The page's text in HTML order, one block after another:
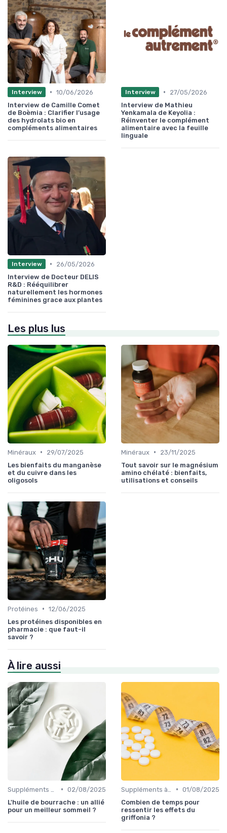
Interview • 10/06/2026
Interview de Camille Comet
de Boèmia : Clarifier l’usage
des hydrolats bio en
compléments alimentaires
Interview •
27/05/2026
Interview de Mathieu
Yenkamala de Keyolia :
Réinventer le complément
alimentaire avec la feuille
linguale
Interview •
26/05/2026
Interview de Docteur DELIS
R&D : Rééquilibrer
naturellement les hormones
féminines grace aux plantes
Les plus lus
Minéraux •
29/07/2025
Les bienfaits du manganèse
et du cuivre dans les
oligosols
Minéraux •
23/11/2025
Tout savoir sur le magnésium
amino chélaté : bienfaits,
utilisations et conseils
Protéines • 12/06/2025
Les protéines disponibles en
pharmacie : que faut-il
savoir ?
À lire aussi
• 02/08/2025
L'huile de bourrache : un allié
pour un meilleur sommeil ?
• 01/08/2025
Combien de temps pour
ressentir les effets du
griffonia ?